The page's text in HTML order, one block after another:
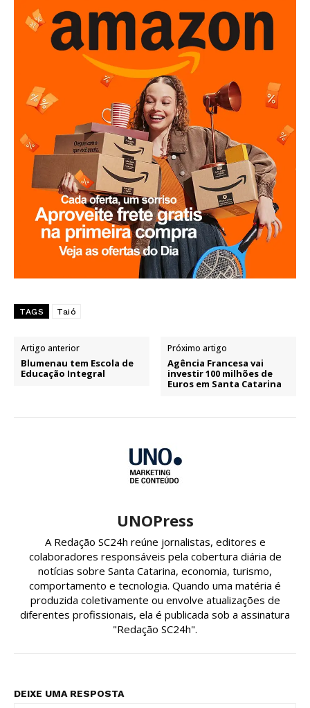
TAGS Taió
Artigo anterior
Blumenau tem Escola de
Educação Integral
Próximo artigo
Agência Francesa vai
investir 100 milhões de
Euros em Santa Catarina
UNOPress
A Redação SC24h reúne jornalistas, editores e
colaboradores responsáveis pela cobertura diária de
notícias sobre Santa Catarina, economia, turismo,
comportamento e tecnologia. Quando uma matéria é
produzida coletivamente ou envolve atualizações de
diferentes profissionais, ela é publicada sob a assinatura
"Redação SC24h".
DEIXE UMA RESPOSTA